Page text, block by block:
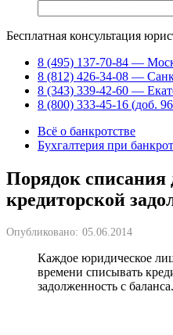
Бесплатная консультация
8 (495) 137-70-84 —
8 (812) 426-34-08 —
8 (343) 339-42-60 —
8 (800) 333-45-16 (доб.
Всё о банкротстве
Бухгалтерия при
Порядок списания
кредиторской
Опубликовано: 05.06.2014
Каждое юридическое
времени списывать
задолженность с баланса.